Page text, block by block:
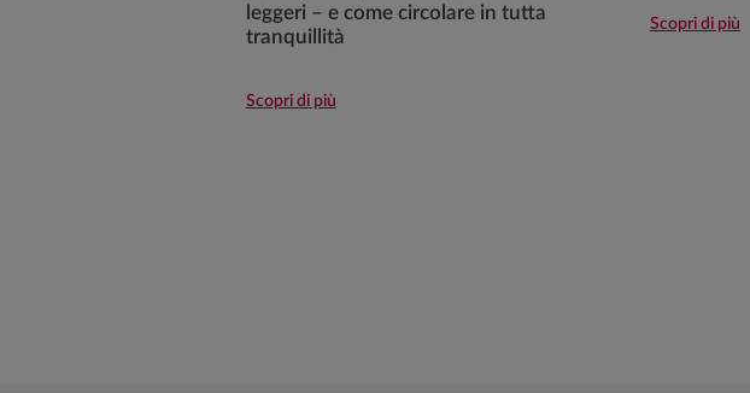
leggeri – e come circolare in tutta
tranquillità
Scopri di più
Scopri di più